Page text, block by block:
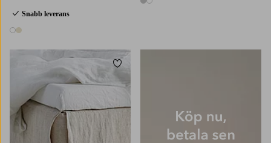
Snabb leverans
2 färger
2 färger
Lägg till i favoriter
120X200 160X200 180X200